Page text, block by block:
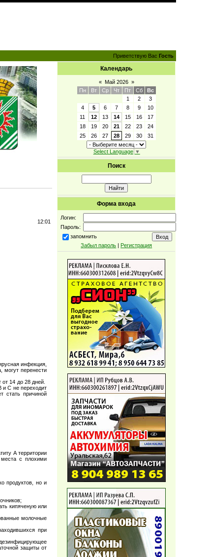
Приветствую Вас Гость
12:01
инфекция,
могут перенести
14 до 28 дней.
и С не переходит
стать причиной
A территории
с плохими
продуктов, но и
кипяченую или
молочные
при
защиты от
Календарь
« Май 2026 »
Пн
Вт Ср Чт Пт Сб
Вс
1
2
3
4
5 6 7 8 9
10
11
12 13 14 15 16
17
18
19 20 21 22 23
24
25
26 27 28 29 30 31
Select Language ▼
Поиск
Форма входа
Логин:
Пароль:
запомнить
Забыл пароль | Регистрация